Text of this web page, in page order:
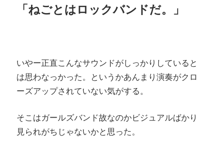
「ねごとはロックバンドだ。」
いやー正直こんなサウンドがしっかりしていると
は思わなっかった。というかあんまり演奏がクロ
ーズアップされていない気がする。
そこはガールズバンド故なのかビジュアルばかり
見られがちじゃないかと思った。